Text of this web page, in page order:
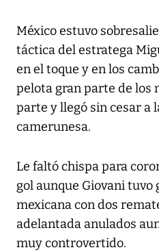
México estuvo
táctica del estratega
en el toque y en los
pelota gran parte de los
parte y llegó sin cesar a
camerunesa.
Le faltó chispa para
gol aunque Giovani
mexicana con dos
adelantada anulados
muy controvertido.